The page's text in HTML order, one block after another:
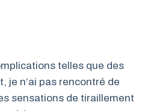
telles que des
je n’ai pas rencontré de
sensations de tiraillement